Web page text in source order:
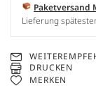
Paketversand
Lieferung
DRUCKEN
MERKEN